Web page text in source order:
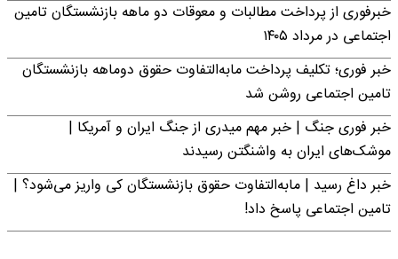
خبرفوری از پرداخت مطالبات و معوقات دو ماهه بازنشستگان تامین
اجتماعی در مرداد ۱۴۰۵
خبر فوری؛ تکلیف پرداخت مابه‌التفاوت حقوق دوماهه بازنشستگان
تامین اجتماعی روشن شد
خبر فوری جنگ | خبر مهم میدری از جنگ ایران و آمریکا |
موشک‌های ایران به واشنگتن رسیدند
خبر داغ رسید | مابه‌التفاوت حقوق بازنشستگان کی واریز می‌شود؟ |
تامین اجتماعی پاسخ داد!